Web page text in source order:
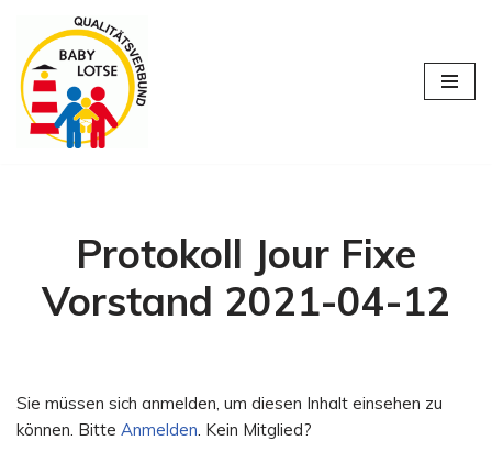
Zum
Inhalt
springen
Protokoll Jour Fixe
Vorstand 2021-04-12
Sie müssen sich anmelden, um diesen Inhalt einsehen zu
können. Bitte Anmelden. Kein Mitglied?